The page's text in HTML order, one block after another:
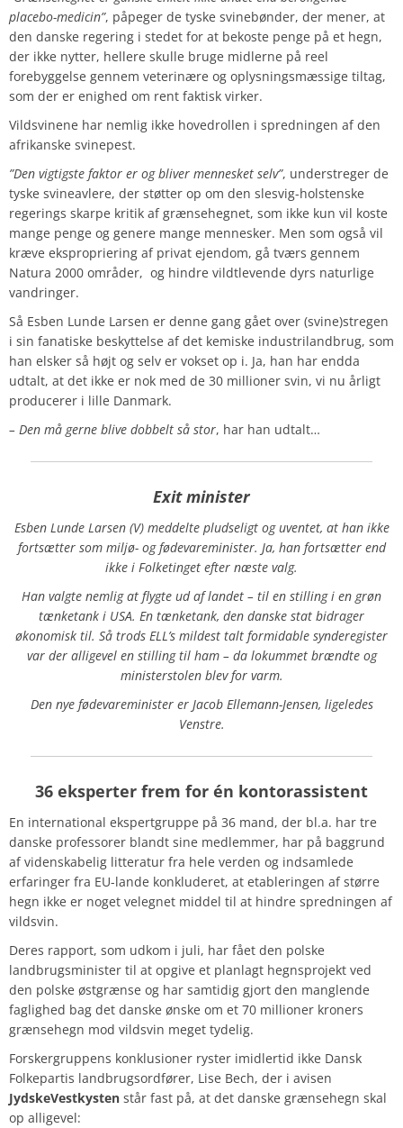
placebo-medicin”, påpeger de tyske svinebønder, der mener, at
den danske regering i stedet for at bekoste penge på et hegn,
der ikke nytter, hellere skulle bruge midlerne på reel
forebyggelse gennem veterinære og oplysningsmæssige tiltag,
som der er enighed om rent faktisk virker.
Vildsvinene har nemlig ikke hovedrollen i spredningen af den
afrikanske svinepest.
”Den vigtigste faktor er og bliver mennesket selv”, understreger de
tyske svineavlere, der støtter op om den slesvig-holstenske
regerings skarpe kritik af grænsehegnet, som ikke kun vil koste
mange penge og genere mange mennesker. Men som også vil
kræve ekspropriering af privat ejendom, gå tværs gennem
Natura 2000 områder, og hindre vildtlevende dyrs naturlige
vandringer.
Så Esben Lunde Larsen er denne gang gået over (svine)stregen
i sin fanatiske beskyttelse af det kemiske industrilandbrug, som
han elsker så højt og selv er vokset op i. Ja, han har endda
udtalt, at det ikke er nok med de 30 millioner svin, vi nu årligt
producerer i lille Danmark.
– Den må gerne blive dobbelt så stor, har han udtalt…
Exit minister
Esben Lunde Larsen (V) meddelte pludseligt og uventet, at han ikke
fortsætter som miljø- og fødevareminister. Ja, han fortsætter end
ikke i Folketinget efter næste valg.
Han valgte nemlig at flygte ud af landet – til en stilling i en grøn
tænketank i USA. En tænketank, den danske stat bidrager
økonomisk til. Så trods ELL’s mildest talt formidable synderegister
var der alligevel en stilling til ham – da lokummet brændte og
ministerstolen blev for varm.
Den nye fødevareminister er Jacob Ellemann-Jensen, ligeledes
Venstre.
36 eksperter frem for én kontorassistent
En international ekspertgruppe på 36 mand, der bl.a. har tre
danske professorer blandt sine medlemmer, har på baggrund
af videnskabelig litteratur fra hele verden og indsamlede
erfaringer fra EU-lande konkluderet, at etableringen af større
hegn ikke er noget velegnet middel til at hindre spredningen af
vildsvin.
Deres rapport, som udkom i juli, har fået den polske
landbrugsminister til at opgive et planlagt hegnsprojekt ved
den polske østgrænse og har samtidig gjort den manglende
faglighed bag det danske ønske om et 70 millioner kroners
grænsehegn mod vildsvin meget tydelig.
Forskergruppens konklusioner ryster imidlertid ikke Dansk
Folkepartis landbrugsordfører, Lise Bech, der i avisen
JydskeVestkysten står fast på, at det danske grænsehegn skal
op alligevel: